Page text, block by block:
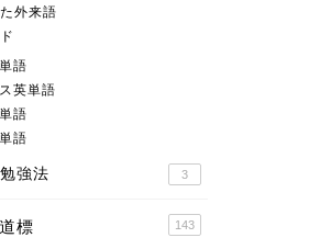
外来語
語
英単語
語
語
強法 3
標 143